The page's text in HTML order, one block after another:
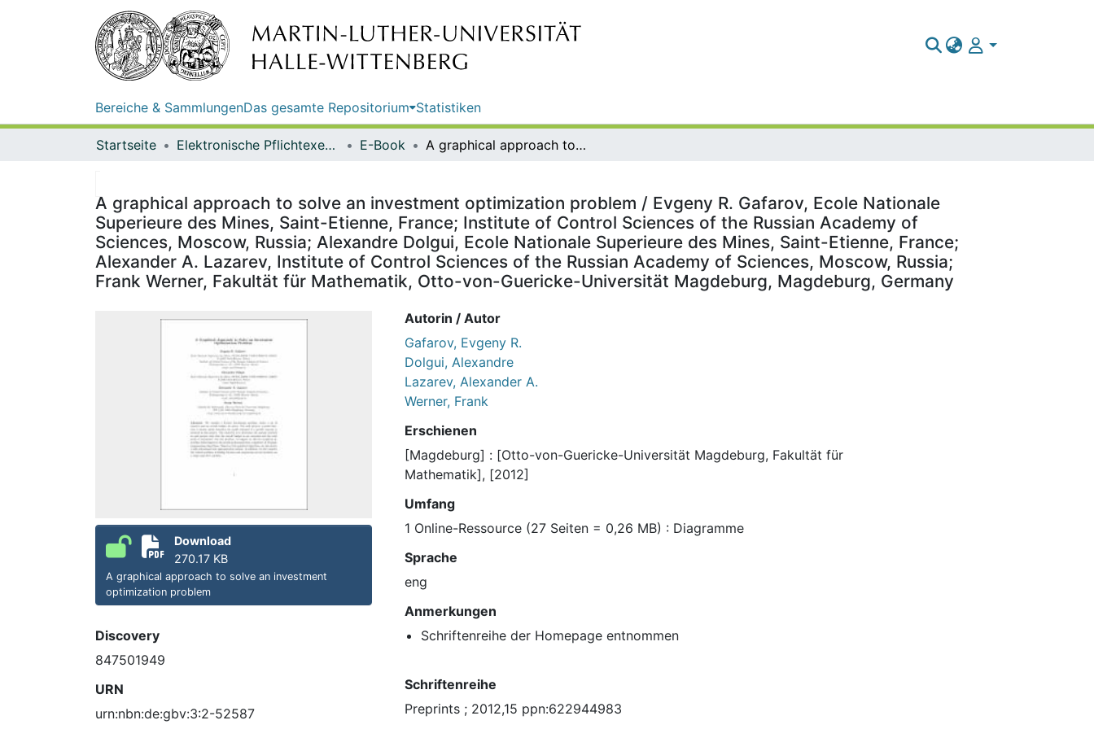
Bereiche & SammlungenDas gesamte Repositorium Statistiken
Startseite Elektronische Pflichtexemplare E-Book A graphical approach to solve an investment optimization problem / Evgeny R. Gafarov, Ecole Nationale Superieure des Mines, Saint-Etienne, France; Institute of Control Sciences of the Russian Academy of Sciences, Moscow, Russia; Alexandre Dolgui, Ecole Nationale Superieure des Mines, Saint-Etienne, France; Alexander A. Lazarev, Institute of Control Sciences of the Russian Academy of Sciences, Moscow, Russia; Frank Werner, Fakultät für Mathematik, Otto-von-Guericke-Universität Magdeburg, Magdeburg, Germany
A graphical approach to solve an investment optimization problem / Evgeny R. Gafarov, Ecole Nationale
Superieure des Mines, Saint-Etienne, France; Institute of Control Sciences of the Russian Academy of
Sciences, Moscow, Russia; Alexandre Dolgui, Ecole Nationale Superieure des Mines, Saint-Etienne, France;
Alexander A. Lazarev, Institute of Control Sciences of the Russian Academy of Sciences, Moscow, Russia;
Frank Werner, Fakultät für Mathematik, Otto-von-Guericke-Universität Magdeburg, Magdeburg, Germany
Download
270.17 KB
A graphical approach to solve an investment
optimization problem
Discovery
847501949
URN
urn:nbn:de:gbv:3:2-52587
Autorin / Autor
Gafarov, Evgeny R.
Dolgui, Alexandre
Lazarev, Alexander A.
Werner, Frank
Erschienen
[Magdeburg] : [Otto-von-Guericke-Universität Magdeburg, Fakultät für
Mathematik], [2012]
Umfang
1 Online-Ressource (27 Seiten = 0,26 MB) : Diagramme
Sprache
eng
Anmerkungen
Schriftenreihe der Homepage entnommen
Schriftenreihe
Preprints ; 2012,15 ppn:622944983